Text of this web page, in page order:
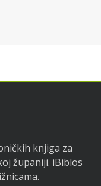
knjiga za
županiji. iBiblos